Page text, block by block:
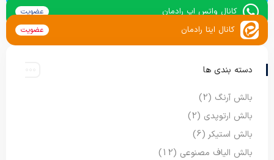
کانال واتس اپ رادمان عضویت
کانال ایتا رادمان عضویت
دسته بندی ها
بالش آرنگ (2)
بالش ارتوپدی (2)
بالش استیکر (6)
بالش الیاف مصنوعی (12)